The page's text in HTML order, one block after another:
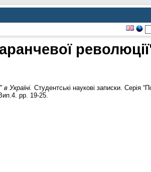
Україні. Студентські наукові записки. Серія
pp. 19-25.